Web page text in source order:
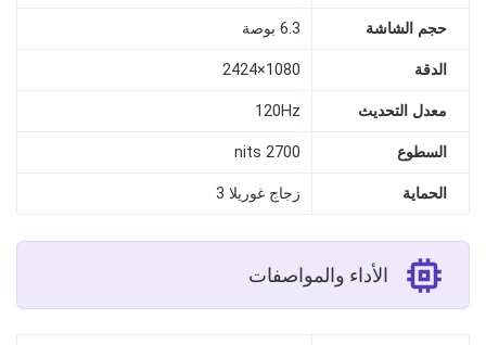
حجم الشاشة 6.3 بوصة
الدقة 1080×2424
معدل التحديث 120Hz
السطوع 2700 nits
الحماية زجاج غوريلا 3
الأداء والمواصفات